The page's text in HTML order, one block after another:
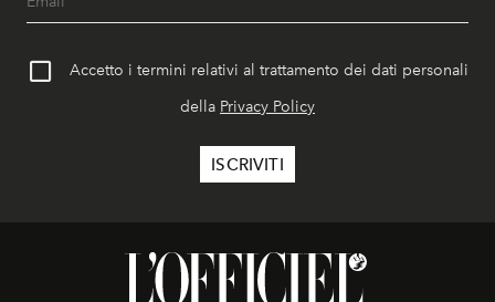
Accetto i termini relativi al trattamento dei dati personali
della Privacy Policy